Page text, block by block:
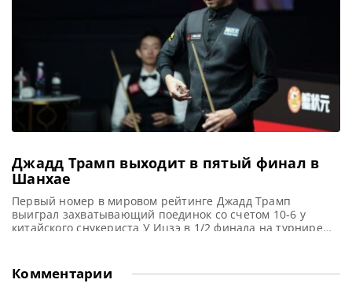
Джадд Трамп выходит в пятый финал в
Шанхае
Первый номер в мировом рейтинге Джадд Трамп
выиграл захватывающий поединок со счетом 10-6 у
китайского снукериста У Ицзэ в 1/2 финала на турнире
Чемпионом мира У Ицзэ со счетом 10-6, завоевав себе
место в финале турнира Shanghai Masters 2026. Где он
Комментарии